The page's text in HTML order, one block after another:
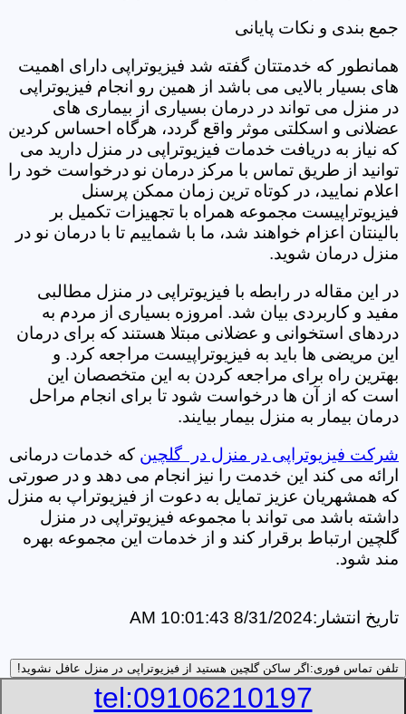
جمع بندی و نکات پایانی
همانطور که خدمتتان گفته شد فیزیوتراپی دارای اهمیت
های بسیار بالایی می باشد از همین رو انجام فیزیوتراپی
در منزل می تواند در درمان بسیاری از بیماری های
عضلانی و اسکلتی موثر واقع گردد، هرگاه احساس کردین
که نیاز به دریافت خدمات فیزیوتراپی در منزل دارید می
توانید از طریق تماس با مرکز درمان نو درخواست خود را
اعلام نمایید، در کوتاه ترین زمان ممکن پرسنل
فیزیوتراپیست مجموعه همراه با تجهیزات تکمیل بر
بالینتان اعزام خواهند شد، ما با شماییم تا با درمان نو در
منزل درمان شوید.
در این مقاله در رابطه با فیزیوتراپی در منزل مطالبی
مفید و کاربردی بیان شد. امروزه بسیاری از مردم به
دردهای استخوانی و عضلانی مبتلا هستند که برای درمان
این مریضی ها باید به فیزیوتراپیست مراجعه کرد. و
بهترین راه برای مراجعه کردن به این متخصصان این
است که از آن ها درخواست شود تا برای انجام مراحل
درمان بیمار به منزل بیمار بیایند.
شرکت فیزیوتراپی در منزل در گلچین که خدمات درمانی
ارائه می کند این خدمت را نیز انجام می دهد و در صورتی
که همشهریان عزیز تمایل به دعوت از فیزیوتراپ به منزل
داشته باشد می تواند با مجموعه فیزیوتراپی در منزل
گلچین ارتباط برقرار کند و از خدمات این مجموعه بهره
مند شود.
تاریخ انتشار:8/31/2024 10:01:43 AM
تلفن تماس فوری: اگر ساکن گلچین هستید از فیزیوتراپی در منزل عافل نشوید!
tel:09106210197